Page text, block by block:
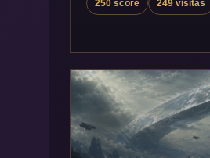
250 score 249 visitas